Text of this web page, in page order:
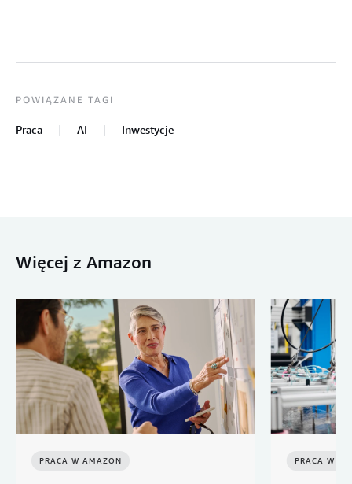
POWIĄZANE TAGI
Praca AI Inwestycje
Więcej z Amazon
PRACA W AMAZON PRACA W